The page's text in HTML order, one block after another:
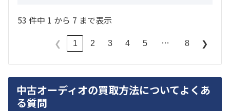
53 件中 1 から 7 まで表示
❮ 1 2 3 4 5 … 8 ❯
中古オーディオの買取方法についてよくあ
る質問